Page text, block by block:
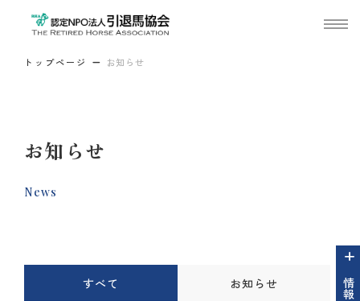
トップページ お知らせ
お知らせ
News
すべて お知らせ